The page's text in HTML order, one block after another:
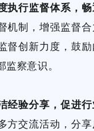
执行监督体系，畅
机制，增强监督
督创新力度，鼓
监察意识。
经验分享，促进行
方交流活动，分